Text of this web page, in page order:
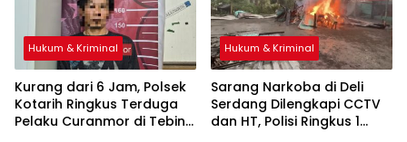
Hukum & Kriminal
Kurang dari 6 Jam, Polsek
Kotarih Ringkus Terduga
Pelaku Curanmor di Tebing
Hukum & Kriminal
Sarang Narkoba di Deli
Serdang Dilengkapi CCTV
dan HT, Polisi Ringkus 1